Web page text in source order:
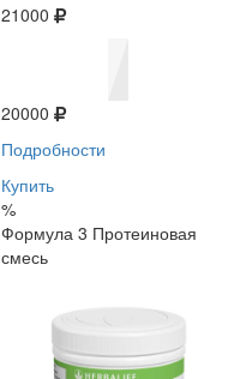
21000
20000
Подробности
Купить
%
Формула 3 Протеиновая
смесь